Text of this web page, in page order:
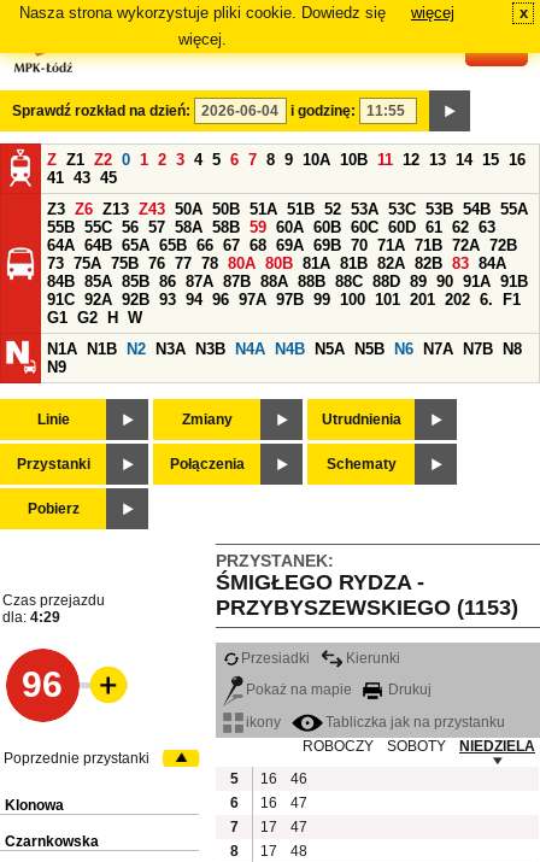
Nasza strona wykorzystuje pliki cookie. Dowiedz się
więcej.
więcej x
Sprawdź rozkład na dzień: i godzinę:
Z Z1 Z2 0 1 2 3 4 5 6 7 8 9 10A 10B 11 12 13 14 15 16
41 43 45
Z3 Z6 Z13 Z43 50A 50B 51A 51B 52 53A 53C 53B 54B 55A
55B 55C 56 57 58A 58B 59 60A 60B 60C 60D 61 62 63
64A 64B 65A 65B 66 67 68 69A 69B 70 71A 71B 72A 72B
73 75A 75B 76 77 78 80A 80B 81A 81B 82A 82B 83 84A
84B 85A 85B 86 87A 87B 88A 88B 88C 88D 89 90 91A 91B
91C 92A 92B 93 94 96 97A 97B 99 100 101 201 202 6.
F1
G1 G2 H
W
N1A
N1B N2 N3A N3B N4A N4B N5A N5B N6 N7A N7B
N8
N9
Linie Zmiany Utrudnienia
Przystanki Połączenia Schematy
Pobierz
PRZYSTANEK:
ŚMIGŁEGO RYDZA -
PRZYBYSZEWSKIEGO (1153)
Czas przejazdu
dla: 4:29
96
Przesiadki
Kierunki
Pokaż na mapie
Drukuj
ikony
Tabliczka jak na przystanku
ROBOCZY
SOBOTY
NIEDZIELA
5
16
46
6
16
47
7
17
47
8
17
48
Poprzednie przystanki
Klonowa
Czarnkowska